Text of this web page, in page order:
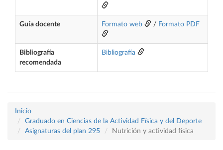
Guía docente Formato web / Formato PDF
Bibliografía
recomendada
Bibliografía
Inicio
Graduado en Ciencias de la Actividad Física y del Deporte
Asignaturas del plan 295
Nutrición y actividad física